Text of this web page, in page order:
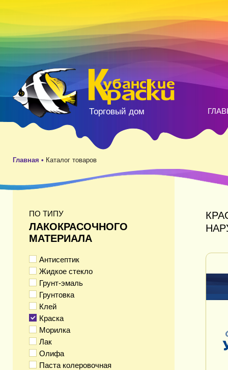
Торговый дом
Главная • Каталог товаров
ПО ТИПУ
ЛАКОКРАСОЧНОГО
МАТЕРИАЛА
Антисептик
Жидкое стекло
Грунт-эмаль
Грунтовка
Клей
Краска
Морилка
Лак
Олифа
Паста колеровочная